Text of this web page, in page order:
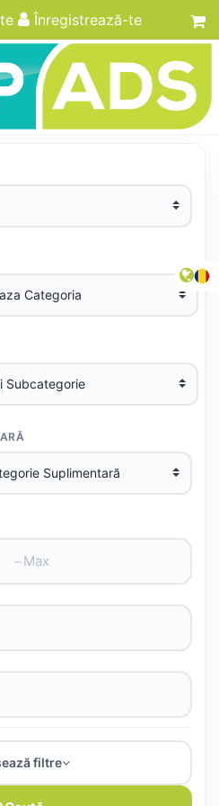
Înregistrează-te
–
filtre